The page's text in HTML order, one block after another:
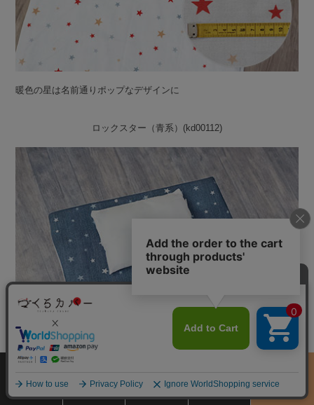
暖色の星は名前通りポップなデザインに
ロックスター（青系）(kd00112)
商品をさがす
サイズ
お買物ガイド カート